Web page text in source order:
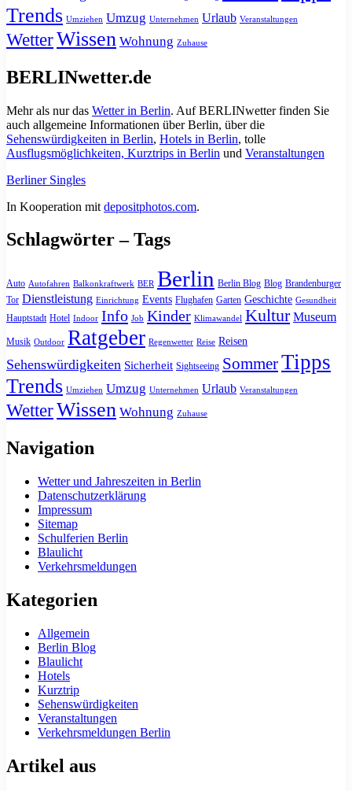
Trends Umziehen Umzug Unternehmen Urlaub Veranstaltungen
WetterWissen Wohnung Zuhause
BERLINwetter.de
Mehr als nur das Wetter in Berlin. Auf BERLINwetter finden Sie
auch allgemeine Informationen über Berlin, über die
Sehenswürdigkeiten in Berlin, Hotels in Berlin, tolle
Ausflugsmöglichkeiten, Kurztrips in Berlin und Veranstaltungen
Berliner Singles
In Kooperation mit depositphotos.com.
Schlagwörter – Tags
Auto Autofahren Balkonkraftwerk BER Berlin Berlin Blog Blog Brandenburger
Tor Dienstleistung Einrichtung Events Flughafen Garten Geschichte Gesundheit
Hauptstadt Hotel Indoor Info Job Kinder Klimawandel Kultur Museum
Musik Outdoor Ratgeber Regenwetter Reise Reisen
Sehenswürdigkeiten Sicherheit Sightseeing SommerTipps
Trends Umziehen Umzug Unternehmen Urlaub Veranstaltungen
WetterWissen Wohnung Zuhause
Navigation
Wetter und Jahreszeiten in Berlin
Datenschutzerklärung
Impressum
Sitemap
Schulferien Berlin
Blaulicht
Verkehrsmeldungen
Kategorien
Allgemein
Berlin Blog
Blaulicht
Hotels
Kurztrip
Sehenswürdigkeiten
Veranstaltungen
Verkehrsmeldungen Berlin
Artikel aus